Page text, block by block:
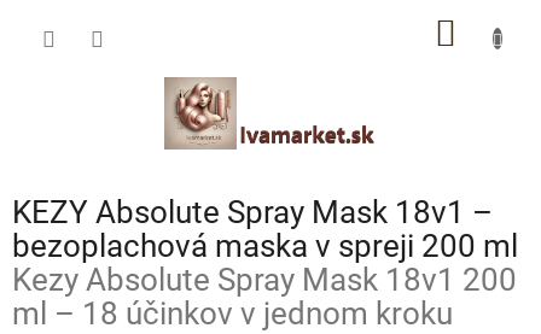
KEZY Absolute Spray Mask 18v1 –
bezoplachová maska v spreji 200 ml
Kezy Absolute Spray Mask 18v1 200
ml – 18 účinkov v jednom kroku
IVAMARKET poradca